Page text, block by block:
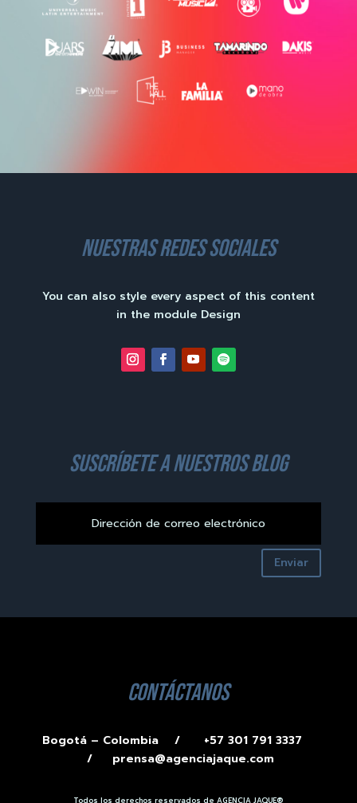
nuestras redes sociales
You can also style every aspect of this content
in the module Design
suscríbete a nuestros blog
Enviar
contáctanos
Bogotá – Colombia /
+57 301 791 3337
/ prensa@agenciajaque.com
Todos los derechos reservados de AGENCIA JAQUE®